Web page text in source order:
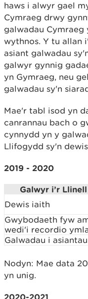
haws i alwyr gael
Cymraeg drwy
galwadau
wythnos. Y tu allan
asiant galwadau
galwyr gynnig
yn Gymraeg, neu
galwadau sy'n
Mae'r tabl isod yn
canrannau bach o
cynnydd yn y
Llifogydd sy'n
2019 - 2020
Galwyr i’r
Dewis iaith
Gwybodaeth fyw
wedi'i recordio
Galwadau i asiantau
Nodyn: Mae data
yn unig.
2020-2021